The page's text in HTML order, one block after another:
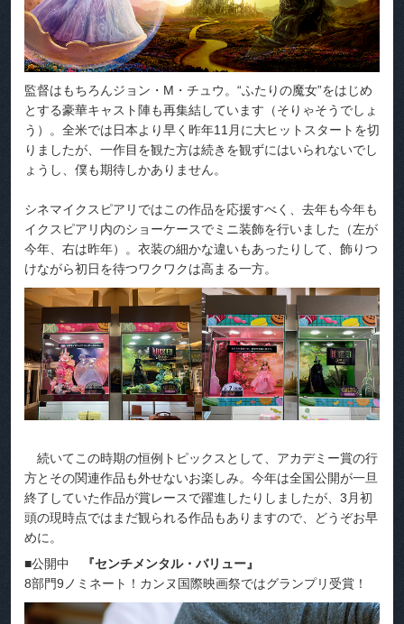
監督はもちろんジョン・M・チュウ。“ふたりの魔女”をはじめ
とする豪華キャスト陣も再集結しています（そりゃそうでしょ
う）。全米では日本より早く昨年11月に大ヒットスタートを切
りましたが、一作目を観た方は続きを観ずにはいられないでし
ょうし、僕も期待しかありません。
シネマイクスピアリではこの作品を応援すべく、去年も今年も
イクスピアリ内のショーケースでミニ装飾を行いました（左が
今年、右は昨年）。衣装の細かな違いもあったりして、飾りつ
けながら初日を待つワクワクは高まる一方。
続いてこの時期の恒例トピックスとして、アカデミー賞の行
方とその関連作品も外せないお楽しみ。今年は全国公開が一旦
終了していた作品が賞レースで躍進したりしましたが、3月初
頭の現時点ではまだ観られる作品もありますので、どうぞお早
めに。
■公開中
『センチメンタル・バリュー』
8部門9ノミネート！カンヌ国際映画祭ではグランプリ受賞！